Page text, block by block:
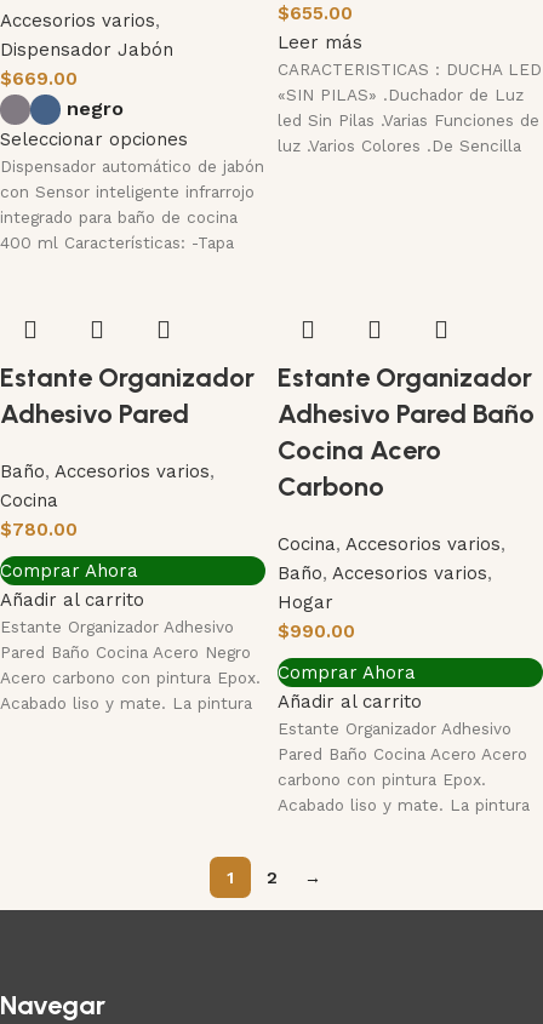
Accesorios varios,
Dispensador Jabón
$669.00
negro
Seleccionar opciones
Dispensador automático de jabón
con Sensor inteligente infrarrojo
integrado para baño de cocina
400 ml Características: -Tapa
$655.00
Leer más
CARACTERISTICAS : DUCHA LED
«SIN PILAS» .Duchador de Luz
led Sin Pilas .Varias Funciones de
luz .Varios Colores .De Sencilla
Estante Organizador
Adhesivo Pared
Baño, Accesorios varios,
Cocina
$780.00
Comprar Ahora
Añadir al carrito
Estante Organizador Adhesivo
Pared Baño Cocina Acero Negro
Acero carbono con pintura Epox.
Acabado liso y mate. La pintura
Estante Organizador
Adhesivo Pared Baño
Cocina Acero
Carbono
Cocina, Accesorios varios,
Baño, Accesorios varios,
Hogar
$990.00
Comprar Ahora
Añadir al carrito
Estante Organizador Adhesivo
Pared Baño Cocina Acero Acero
carbono con pintura Epox.
Acabado liso y mate. La pintura
1 2 →
Navegar